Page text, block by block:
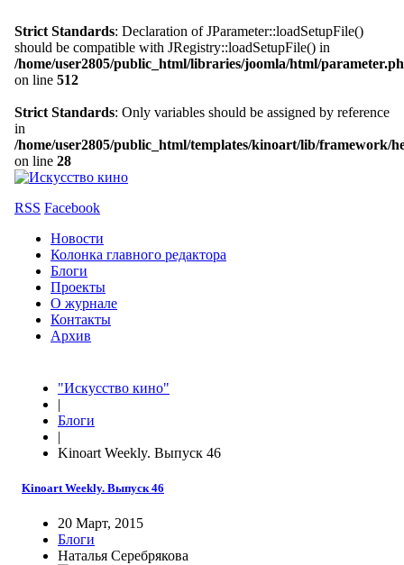
Strict Standards: Declaration of JParameter::loadSetupFile()
should be compatible with JRegistry::loadSetupFile() in
/home/user2805/public_html/libraries/joomla/html/
on line 512
Strict Standards: Only variables should be assigned by reference
in
/home/user2805/public_html/templates/kinoart/lib/framework/
on line 28
RSS Facebook
Новости
Колонка главного редактора
Блоги
Проекты
О журнале
Контакты
Архив
"Искусство кино"
|
Блоги
|
Kinoart Weekly. Выпуск 46
Kinoart Weekly. Выпуск 46
20 Март, 2015
Блоги
Наталья Серебрякова